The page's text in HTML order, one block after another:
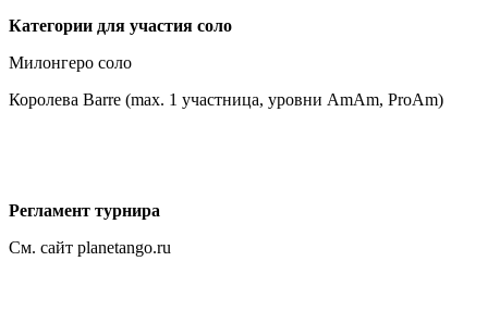
Категории для участия соло
Милонгеро соло
Королева Barre (max. 1 участница, уровни AmAm, ProAm)
Регламент турнира
См. сайт planetango.ru